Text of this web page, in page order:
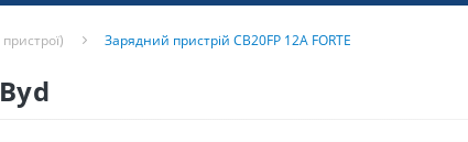
Зарядний пристрій CB20FP 12А FORTE